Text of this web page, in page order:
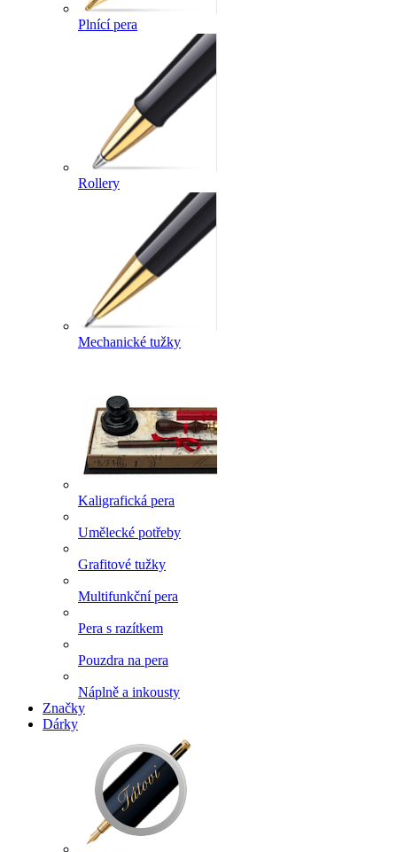
Plnící pera
Rollery
Mechanické tužky
Kaligrafická pera
Umělecké potřeby
Grafitové tužky
Multifunkční pera
Pera s razítkem
Pouzdra na pera
Náplně a inkousty
Značky
Dárky